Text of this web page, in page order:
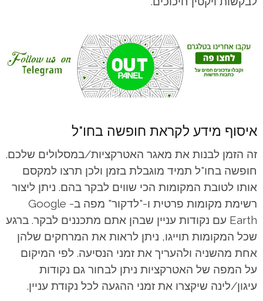
איסוף מידע לקראת חופשה בחו"ל
זה הזמן לבנות את מאגר האטרקציות/במסלולים שלכם.
חופשה בחו"ל תמיד מוגבלת בזמן ולכן תרצו למקסם
אותו לטובת המקומות הכי שווים לבקר בהם. ניתן ליצור
רשימת מקומות פרטית ו-"לדקור" מפה ב- Google
Earth עם נקודות עניין שבהן אתם מתכננים לבקר. ברגע
שכל המקומות תוייגו, ניתן לראות את המרחקים שלהן
אחת מהשניה ולהעריך את זמני הנסיעה. לפי המיקום
על המפה של האטרקציות ניתן לבחור גם נקודות
עיגון/לינה שיקצרו את זמני ההגעה לכל נקודת עניין.